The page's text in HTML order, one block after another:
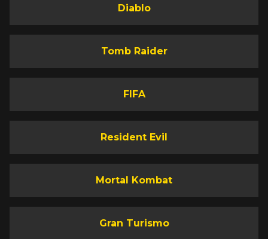
Diablo
Tomb Raider
FIFA
Resident Evil
Mortal Kombat
Gran Turismo